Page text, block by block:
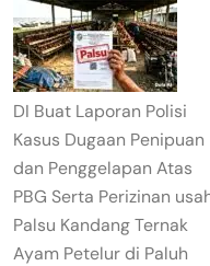
DI Buat Laporan Polisi
Kasus Dugaan Penipuan
dan Penggelapan Atas
PBG Serta Perizinan
Palsu Kandang Ternak
Ayam Petelur di Paluh